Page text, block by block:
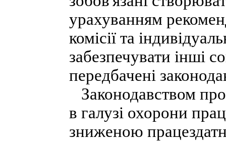
урахуванням
комісії та
забезпечувати інші
передбачені
Законодавством
в галузі охорони
зниженою